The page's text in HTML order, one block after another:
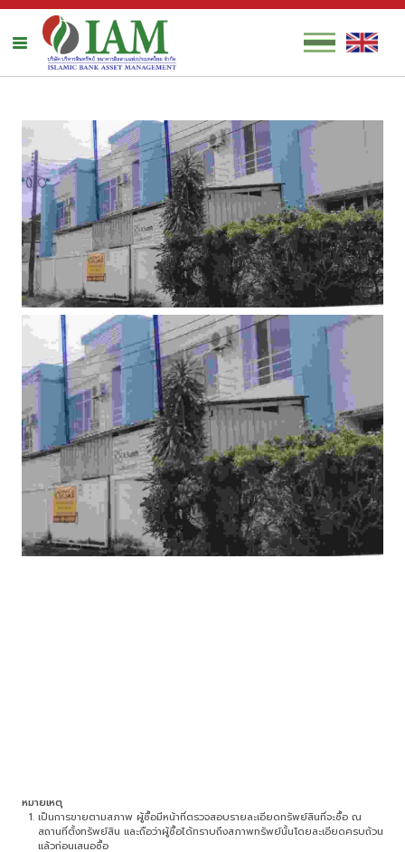
หมายเหตุ
เป็นการขายตามสภาพ ผู้ซื้อมีหน้าที่ตรวจสอบรายละเอียดทรัพย์สินที่จะซื้อ ณ
สถานที่ตั้งทรัพย์สิน และถือว่าผู้ซื้อได้ทราบถึงสภาพทรัพย์นั้นโดยละเอียดครบถ้วน
แล้วก่อนเสนอซื้อ